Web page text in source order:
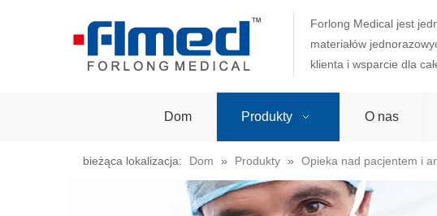
Forlong Medical jest
materiałów
klienta i wsparcie dla
Dom Produkty O nas
bieżąca lokalizacja: Dom » Produkty » Opieka nad pacjentem i